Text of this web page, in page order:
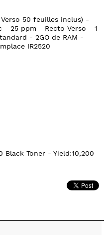
50 feuilles inclus) -
- 25 ppm - Recto Verso - 1
- 2GO de RAM -
IR2520
Black Toner - Yield:10,200